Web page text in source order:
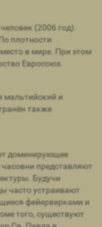
(2006 год).
плотности
в мире. При этом
Евросоюз.
и
также
доминирующее
представляют
Будучи
часто устраивают
фейерверками и
того, существуют